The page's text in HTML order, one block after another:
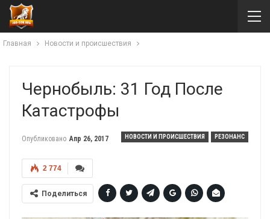
Главная Новости и происшествия
Чернобыль: 31 Год После
Катастрофы
НОВОСТИ И ПРОИСШЕСТВИЯ РЕЗОНАНС
Опубликовано Апр 26, 2017
2 774
Поделиться